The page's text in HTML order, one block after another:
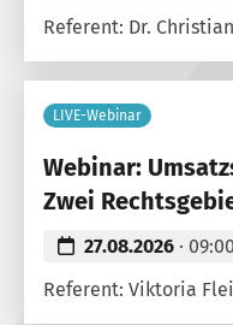
Referent: Dr.
LIVE-Webinar
Webinar:
Zwei
27.08.2026 ·
Referent: Viktoria